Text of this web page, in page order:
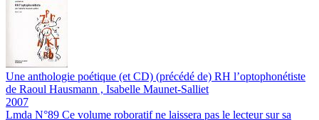
Une anthologie poétique (et CD) (précédé de) RH l’optophonétiste
de Raoul Hausmann , Isabelle Maunet-Salliet
2007
Lmda N°89 Ce volume roboratif ne laissera pas le lecteur sur sa